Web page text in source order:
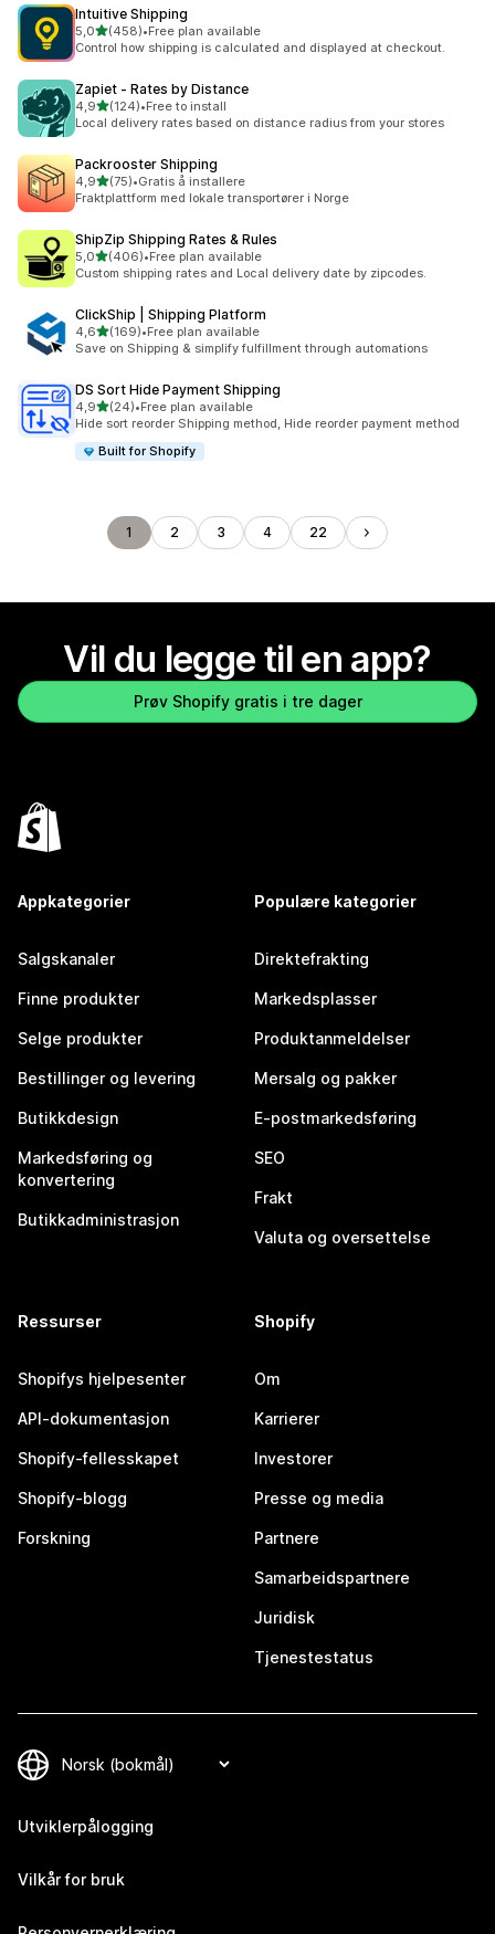
Intuitive Shipping
5,0av 5 stjerner
(458)
Totalt 458 omtaler
•Free plan available
Control how shipping is calculated and displayed at checkout.
Zapiet ‑ Rates by Distance
4,9av 5 stjerner
(124)
Totalt 124 omtaler
•Free to install
Local delivery rates based on distance radius from your stores
Packrooster Shipping
4,9av 5 stjerner
(75)
Totalt 75 omtaler
•Gratis å installere
Fraktplattform med lokale transportører i Norge
ShipZip Shipping Rates & Rules
5,0av 5 stjerner
(406)
Totalt 406 omtaler
•Free plan available
Custom shipping rates and Local delivery date by zipcodes.
ClickShip | Shipping Platform
4,6av 5 stjerner
(169)
Totalt 169 omtaler
•Free plan available
Save on Shipping & simplify fulfillment through automations
DS Sort Hide Payment Shipping
4,9av 5 stjerner
(24)
Totalt 24 omtaler
•Free plan available
Hide sort reorder Shipping method, Hide reorder payment method
Built for Shopify
1 2 3 4 22
Vil du legge til en app?
Prøv Shopify gratis i tre dager
Appkategorier
Salgskanaler
Finne produkter
Selge produkter
Bestillinger og levering
Butikkdesign
Markedsføring og
konvertering
Butikkadministrasjon
Populære kategorier
Direktefrakting
Markedsplasser
Produktanmeldelser
Mersalg og pakker
E-postmarkedsføring
SEO
Frakt
Valuta og oversettelse
Ressurser
Shopifys hjelpesenter
API-dokumentasjon
Shopify-fellesskapet
Shopify-blogg
Forskning
Shopify
Om
Karrierer
Investorer
Presse og media
Partnere
Samarbeidspartnere
Juridisk
Tjenestestatus
Utviklerpålogging
Vilkår for bruk